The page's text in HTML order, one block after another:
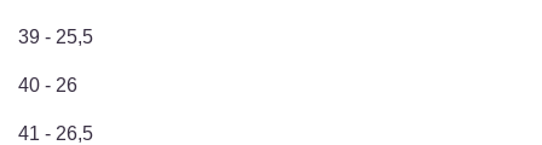
39 - 25,5
40 - 26
41 - 26,5